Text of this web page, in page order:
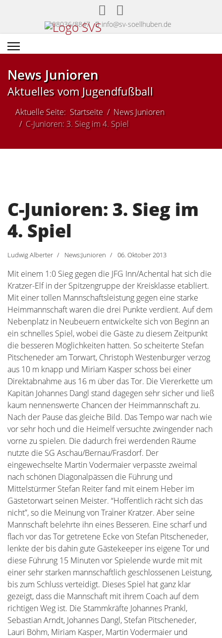
08036/8847 info@sv-soellhuben.de
News Junioren
Aktuelles vom Jugendfußball
Aktuelle Seite: Startseite
News Junioren
C-Junioren: 3. Sieg im 4. Spiel
C-Junioren: 3. Sieg im
4. Spiel
Ludwig Alberter News:Junioren 06. Oktober 2013
Mit einem 1:0 Sieg gegen die JFG Inn/Achental hat sich die
Kratzer-Elf in der Spitzengruppe der Kreisklasse etabliert.
Mit einer tollen Mannschaftsleistung gegen eine starke
Heimmannschaft waren die drei Punkte verdient. Auf dem
Nebenplatz in Neubeuern entwickelte sich von Beginn an
ein schnelles Spiel, wobei die Gäste zu diesem Zeitpunkt
die besseren Möglichkeiten hatten. So scheiterte Stefan
Pitscheneder am Torwart, Christoph Westenburger verzog
aus 10 m knapp und Miriam Kasper schoss bei einer
Direktabnahme aus 16 m über das Tor. Die Viererkette um
Kapitän Johannes Dangl stand dagegen sehr sicher und ließ
kaum nennenswerte Chancen der Heimmannschaft zu.
Nach der Pause das gleiche Bild. Das Tempo war nach wie
vor sehr hoch und die Heimelf versuchte zwingender nach
vorne zu spielen. Die dadurch frei werdenden Räume
nutzte die SG Aschau/Bernau/Frasdorf. Der
eingewechselte Martin Vodermaier verpasste zweimal
nach schönen Diagonalpässen die Führung und
Mittelstürmer Stefan Reiter fand mit einem Heber im
Gästetorwart seinen Meister. “Hoffentlich rächt sich das
nicht”, so die Meinung von Trainer Kratzer. Aber seine
Mannschaft belehrte ihn eines Besseren. Eine scharf und
flach vor das Tor getretene Ecke von Stefan Pitscheneder,
lenkte der bis dahin gute Gästekeeper ins eigene Tor und
diese Führung 15 Minuten vor Spielende wurde mit mit
einer sehr starken mannschaftlich geschlossenen Leistung,
bis zum Schluss verteidigt. Dieses Spiel hat ganz klar
gezeigt, dass die Mannschaft mit ihrem Coach auf dem
richtigen Weg ist. Die Stammkräfte Johannes Prankl,
Sebastian Arndt, Johannes Dangl, Stefan Pitscheneder,
Lauri Böhm, Miriam Kasper, Martin Vodermaier und